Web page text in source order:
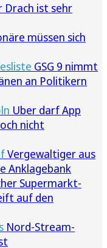
Drach ist sehr
müssen sich
GSG 9 nimmt
an Politikern
Uber darf App
nicht
Vergewaltiger aus
Anklagebank
Supermarkt-
auf den
Nord-Stream-